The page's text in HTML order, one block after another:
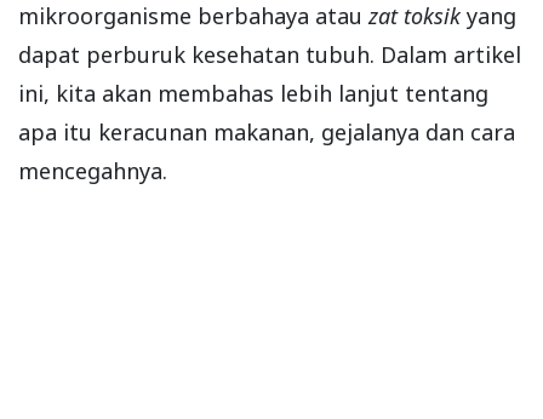
mikroorganisme berbahaya atauzat toksikyang
dapat perburuk kesehatan tubuh. Dalam artikel
ini, kita akan membahas lebih lanjut tentang
apa itu keracunan makanan, gejalanya dan cara
mencegahnya.